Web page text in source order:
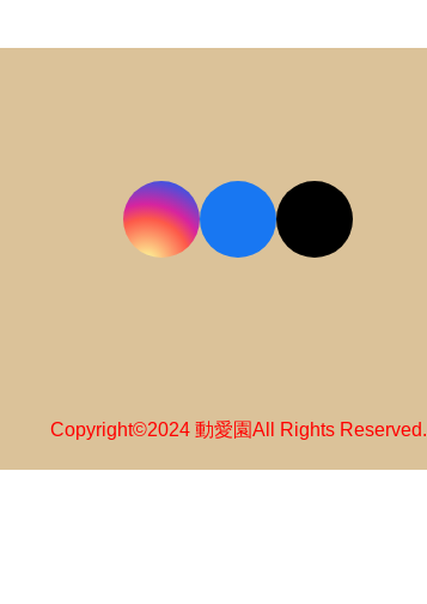
Copyright©2024 動愛園All Rights Reserved.